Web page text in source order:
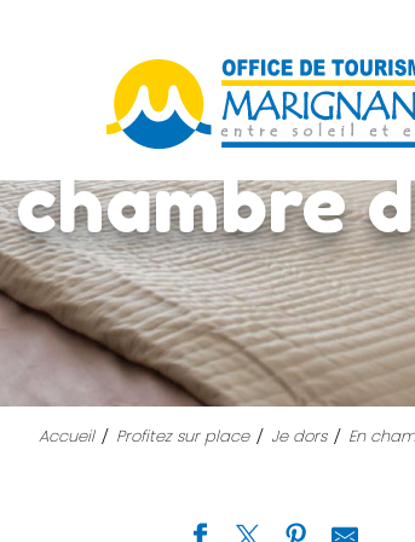
chambre
Accueil Profitez sur place Je dors En